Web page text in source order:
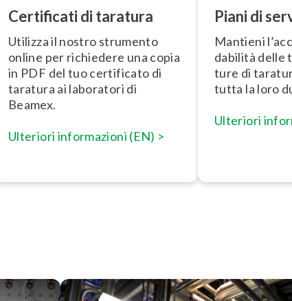
Certificati di taratura
Utilizza il nostro strumento
online per richiedere una copia
in PDF del tuo certificato di
taratura ai laboratori di
Beamex.
Ulteriori in­for­ma­zio­ni (EN) >
Piani di
Mantieni
da­bi­li­tà delle
tu­re di
tutta la loro
Ulteriori